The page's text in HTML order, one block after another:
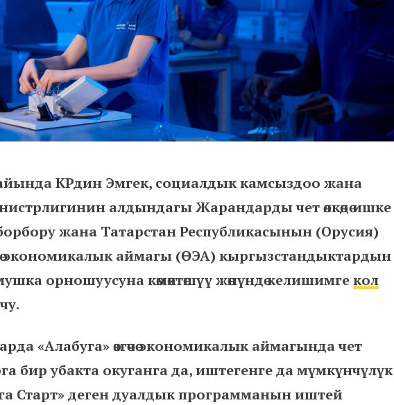
КРдин Эмгек, социалдык камсыздоо жана
алдындагы Жарандарды чет өлкөдө ишке
жана Татарстан Республикасынын (Орусия)
экономикалык аймагы (ӨЭА) кыргызстандыктардын
орношуусуна көмөктөшүү жөнүндө келишимгекол
«Алабуга» өзгөчө экономикалык аймагында чет
бир убакта окуганга да, иштегенге да мүмкүнчүлүк
Старт» деген дуалдык программанын иштей